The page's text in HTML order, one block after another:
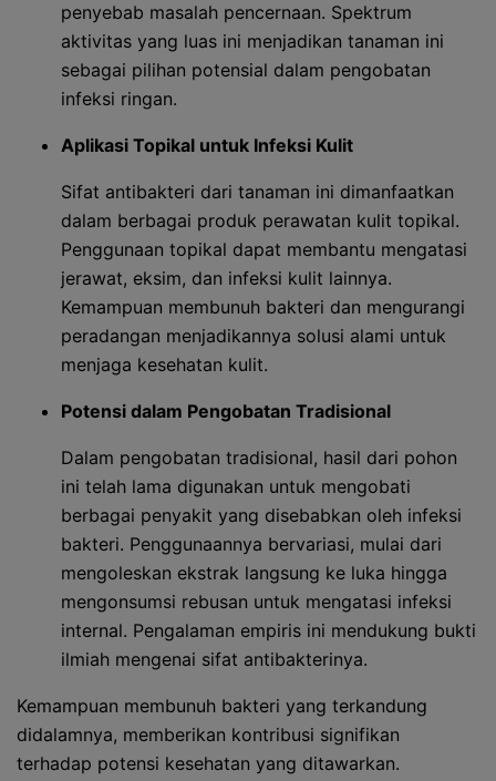
penyebab masalah pencernaan. Spektrum
aktivitas yang luas ini menjadikan tanaman ini
sebagai pilihan potensial dalam pengobatan
infeksi ringan.
Aplikasi Topikal untuk Infeksi Kulit
Sifat antibakteri dari tanaman ini dimanfaatkan
dalam berbagai produk perawatan kulit topikal.
Penggunaan topikal dapat membantu mengatasi
jerawat, eksim, dan infeksi kulit lainnya.
Kemampuan membunuh bakteri dan mengurangi
peradangan menjadikannya solusi alami untuk
menjaga kesehatan kulit.
Potensi dalam Pengobatan Tradisional
Dalam pengobatan tradisional, hasil dari pohon
ini telah lama digunakan untuk mengobati
berbagai penyakit yang disebabkan oleh infeksi
bakteri. Penggunaannya bervariasi, mulai dari
mengoleskan ekstrak langsung ke luka hingga
mengonsumsi rebusan untuk mengatasi infeksi
internal. Pengalaman empiris ini mendukung bukti
ilmiah mengenai sifat antibakterinya.
Kemampuan membunuh bakteri yang terkandung
didalamnya, memberikan kontribusi signifikan
terhadap potensi kesehatan yang ditawarkan.